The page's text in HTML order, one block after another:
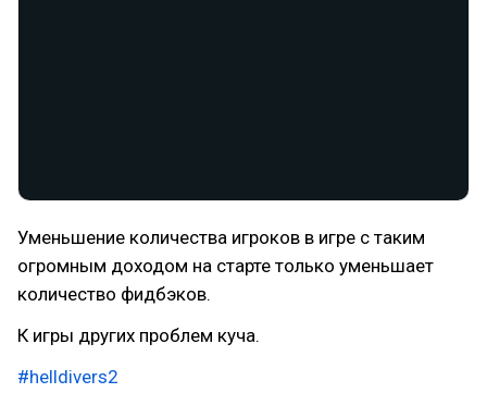
Уменьшение количества игроков в игре с таким
огромным доходом на старте только уменьшает
количество фидбэков.
К игры других проблем куча.
#helldivers2